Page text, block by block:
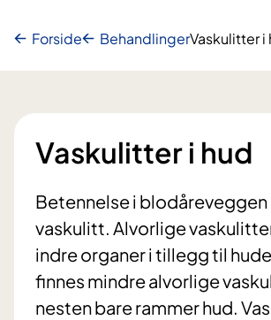
Forside BehandlingerVaskulitter i
Vaskulitter i hud
Betennelse i blodåreveggen
vaskulitt. Alvorlige
indre organer i tillegg til
finnes mindre alvorlige
nesten bare rammer hud.